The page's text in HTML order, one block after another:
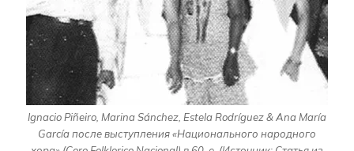
Ignacio Piñeiro, Marina Sánchez, Estela Rodríguez & Ana María
García после выступления «Национального народного